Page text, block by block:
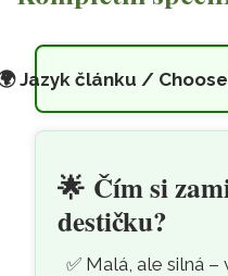
Jazyk článku /
Šungitová
🌟 Čím si
destičku?
Malá, ale silná –